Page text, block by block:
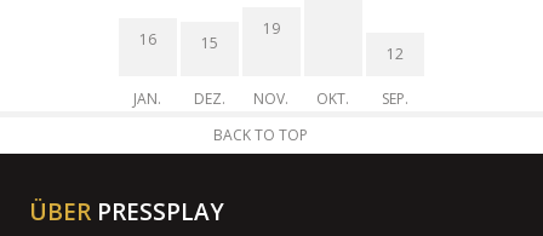
16
JAN.
15
DEZ.
19
NOV. OKT.
12
SEP.
BACK TO TOP
ÜBER PRESSPLAY